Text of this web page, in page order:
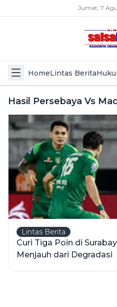
Jumat, 7
HomeLintas Berita
Hasil Persebaya Vs
Lintas Berita
Curi Tiga Poin di
Menjauh dari Degradasi